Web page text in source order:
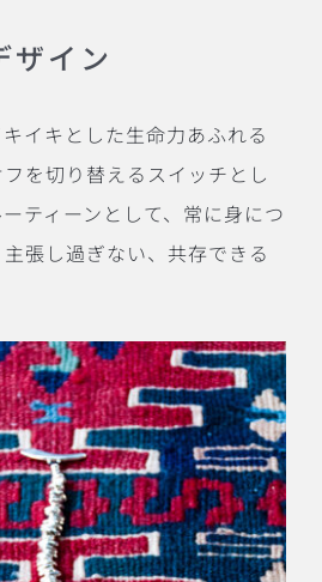
ザイン
イキとした生命力あふれる
を切り替えるスイッチとし
ティーンとして、常に身につ
張し過ぎない、共存できる